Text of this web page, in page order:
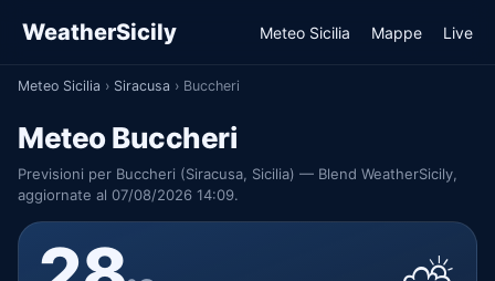
WeatherSicily Meteo Sicilia Mappe Live
Meteo Sicilia › Siracusa › Buccheri
Meteo Buccheri
Previsioni per Buccheri (Siracusa, Sicilia) — Blend WeatherSicily,
aggiornate al 07/08/2026 14:09.